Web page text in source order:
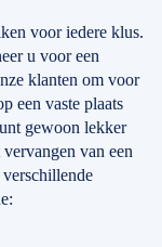
voor iedere klus.
u voor een
klanten om voor
een vaste plaats
gewoon lekker
van een